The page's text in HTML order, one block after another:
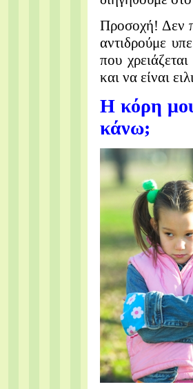
Προσοχή! Δεν
αντιδρούμε
που
και να είναι
Η κόρη
κάνω;